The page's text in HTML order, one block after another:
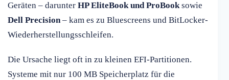
Geräten – darunter HP EliteBook und ProBooksowie
Dell Precision– kam es zu Bluescreens und BitLocker-
Wiederherstellungsschleifen.
Die Ursache liegt oft in zu kleinen EFI-Partitionen.
Systeme mit nur 100 MB Speicherplatz für die